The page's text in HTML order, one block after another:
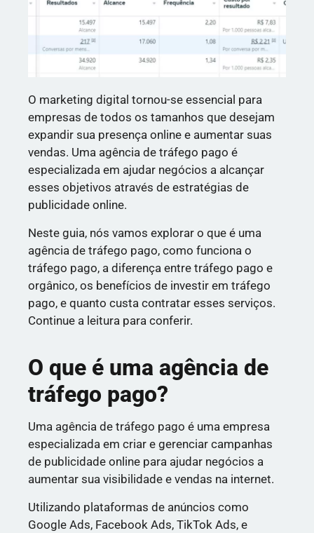
O marketing digital tornou-se essencial para
empresas de todos os tamanhos que desejam
expandir sua presença online e aumentar suas
vendas. Uma agência de tráfego pago é
especializada em ajudar negócios a alcançar
esses objetivos através de estratégias de
publicidade online.
Neste guia, nós vamos explorar o que é uma
agência de tráfego pago, como funciona o
tráfego pago, a diferença entre tráfego pago e
orgânico, os benefícios de investir em tráfego
pago, e quanto custa contratar esses serviços.
Continue a leitura para conferir.
O que é uma agência de
tráfego pago?
Uma agência de tráfego pago é uma empresa
especializada em criar e gerenciar campanhas
de publicidade online para ajudar negócios a
aumentar sua visibilidade e vendas na internet.
Utilizando plataformas de anúncios como
Google Ads, Facebook Ads, TikTok Ads, e